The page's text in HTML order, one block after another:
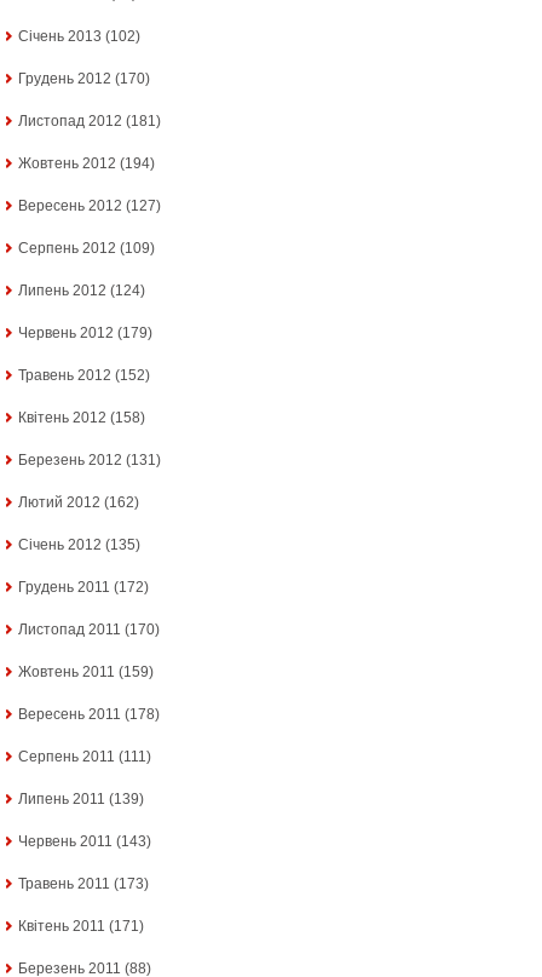
Січень 2013 (102)
Грудень 2012 (170)
Листопад 2012 (181)
Жовтень 2012 (194)
Вересень 2012 (127)
Серпень 2012 (109)
Липень 2012 (124)
Червень 2012 (179)
Травень 2012 (152)
Квітень 2012 (158)
Березень 2012 (131)
Лютий 2012 (162)
Січень 2012 (135)
Грудень 2011 (172)
Листопад 2011 (170)
Жовтень 2011 (159)
Вересень 2011 (178)
Серпень 2011 (111)
Липень 2011 (139)
Червень 2011 (143)
Травень 2011 (173)
Квітень 2011 (171)
Березень 2011 (88)